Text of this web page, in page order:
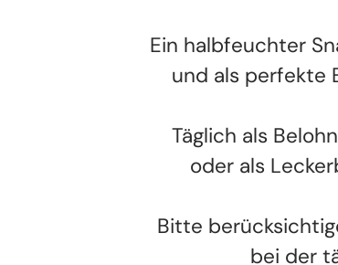
Ein halbfeuchter
und als perfekte
Täglich als
oder als
Bitte
bei der